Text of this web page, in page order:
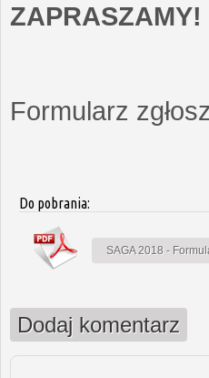
ZAPRASZAMY!
Formularz
Do pobrania:
SAGA 2018 -
Dodaj komentarz